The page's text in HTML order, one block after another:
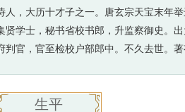
人，大历十才子之一。唐玄宗天宝末年
贤学士，秘书省校书郎，升监察御史。
判官，官至检校户部郎中。不久去世。
生平